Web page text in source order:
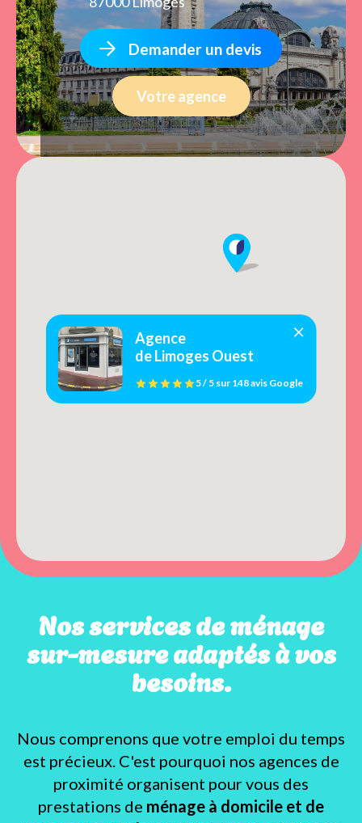
Demander un devis
Votre agence
Agence
de Limoges Ouest
5 / 5sur 148 avis Google
Nos services de ménage
sur-mesure adaptés à vos
besoins.
Nous comprenons que votre emploi du temps
est précieux. C'est pourquoi nos agences de
proximité organisent pour vous des
prestations de ménage à domicile et de